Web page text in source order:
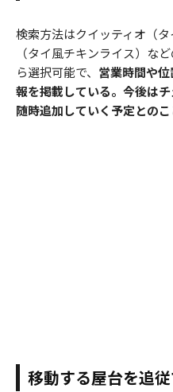
検索方法はクイッティオ（
（タイ風チキンライス）な
ら選択可能で、 営業時間や
報を掲載している。今後は
随時追加していく予定とのこ
移動する屋台を追